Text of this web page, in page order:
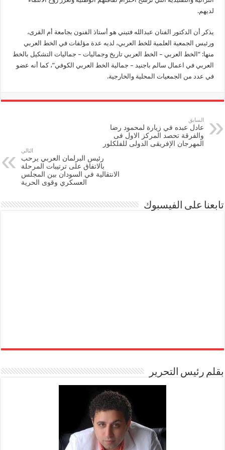
لديهم.
يذكر أن الدكتور الفنان عبدالله فتيني هو أستاذ الفنون بجامعة أم القرى،
ورئيس الجمعية العلمية للخط العربي، لديه عدة مؤلفات في الخط العربي
منها: “الخط العربي – الخط العربي تاريخ وجماليات – جماليات التشكيل بالخط
العربي في اعمال سالم باجنيد – جمالية الخط العربي الكوفي”، كما أنه عضو
في عدد من الجمعيات المحلية والخارجية.
السابق
عادل عبده في زيارة لمحمود رضا
والفرقة تحصد المركز الاول فى
المهرجان الإفريقى الدولى للفلكلور
التالي
رئيس البرلمان العربي يرحب
بالاتفاق على ترتيبات المرحلة
الانتقالية في السودان بين المجلس
العسكري وقوى الحرية
تابعنا على الفيسبوك
بقلم رئيس التحرير